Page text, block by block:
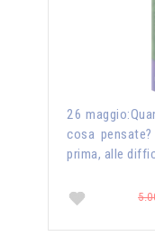
26
cosa
prima, alle